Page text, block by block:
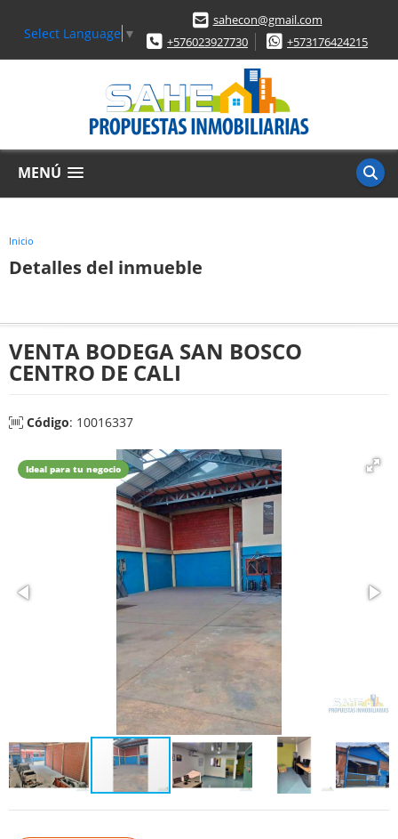
Select Language ▼
sahecon@gmail.com
+576023927730
+573176424215
MENÚ
Inicio
Detalles del inmueble
VENTA BODEGA SAN BOSCO
CENTRO DE CALI
Código: 10016337
Ideal para tu negocio